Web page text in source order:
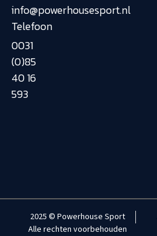
info@powerhousesport.nl
Telefoon
0031
(0)85
40 16
593
2025 © Powerhouse Sport
Alle rechten voorbehouden